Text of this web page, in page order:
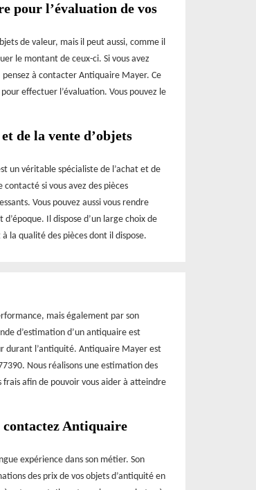
pour l’évaluation de vos
de valeur, mais il peut aussi, comme il
le montant de ceux-ci. Si vous avez
à contacter Antiquaire Mayer. Ce
effectuer l’évaluation. Vous pouvez le
de la vente d’objets
un véritable spécialiste de l’achat et de
si vous avez des pièces
Vous pouvez aussi vous rendre
Il dispose d’un large choix de
la qualité des pièces dont il dispose.
mais également par son
d’estimation d’un antiquaire est
durant l’antiquité. Antiquaire Mayer est
Nous réalisons une estimation des
frais afin de pouvoir vous aider à atteindre
contactez Antiquaire
expérience dans son métier. Son
des prix de vos objets d’antiquité en